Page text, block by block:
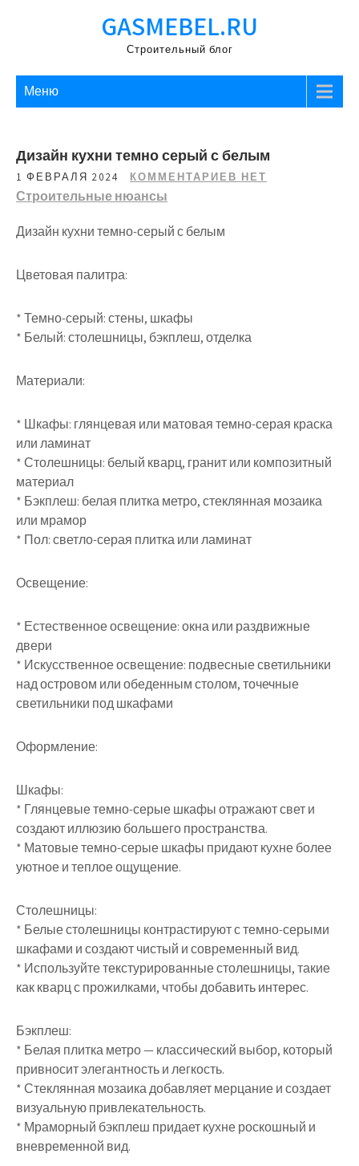
GASMEBEL.RU
Строительный блог
Меню
Дизайн кухни темно серый с белым
1 ФЕВРАЛЯ 2024 КОММЕНТАРИЕВ НЕТ
Строительные нюансы
Дизайн кухни темно-серый с белым
Цветовая палитра:
* Темно-серый: стены, шкафы
* Белый: столешницы, бэкплеш, отделка
Материали:
* Шкафы: глянцевая или матовая темно-серая краска
или ламинат
* Столешницы: белый кварц, гранит или композитный
материал
* Бэкплеш: белая плитка метро, стеклянная мозаика
или мрамор
* Пол: светло-серая плитка или ламинат
Освещение:
* Естественное освещение: окна или раздвижные
двери
* Искусственное освещение: подвесные светильники
над островом или обеденным столом, точечные
светильники под шкафами
Оформление:
Шкафы:
* Глянцевые темно-серые шкафы отражают свет и
создают иллюзию большего пространства.
* Матовые темно-серые шкафы придают кухне более
уютное и теплое ощущение.
Столешницы:
* Белые столешницы контрастируют с темно-серыми
шкафами и создают чистый и современный вид.
* Используйте текстурированные столешницы, такие
как кварц с прожилками, чтобы добавить интерес.
Бэкплеш:
* Белая плитка метро — классический выбор, который
привносит элегантность и легкость.
* Стеклянная мозаика добавляет мерцание и создает
визуальную привлекательность.
* Мраморный бэкплеш придает кухне роскошный и
вневременной вид.